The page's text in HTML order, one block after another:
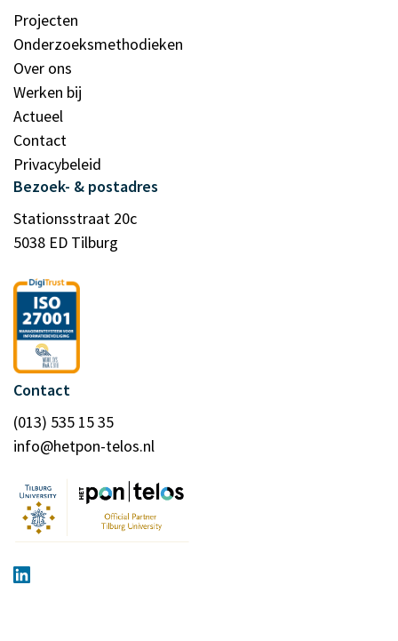
Projecten
Onderzoeksmethodieken
Over ons
Werken bij
Actueel
Contact
Privacybeleid
Bezoek- & postadres
Stationsstraat 20c
5038 ED Tilburg
Contact
(013) 535 15 35
info@hetpon-telos.nl